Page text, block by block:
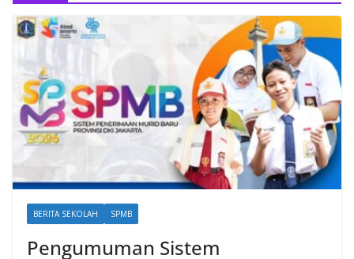
BERITA SEKOLAH SPMB
Pengumuman Sistem